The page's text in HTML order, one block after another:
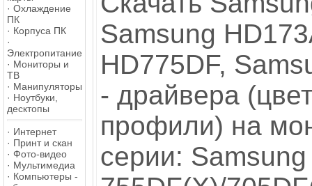
· Охлаждение
ПК
· Корпуса ПК
·
Электропитание
· Мониторы и
ТВ
· Манипуляторы
· Ноутбуки,
десктопы
· Интернет
· Принт и скан
· Фото-видео
· Мультимедиа
· Компьютеры -
Samsung
HD775DF,
- драйвера
профили) на
серии: